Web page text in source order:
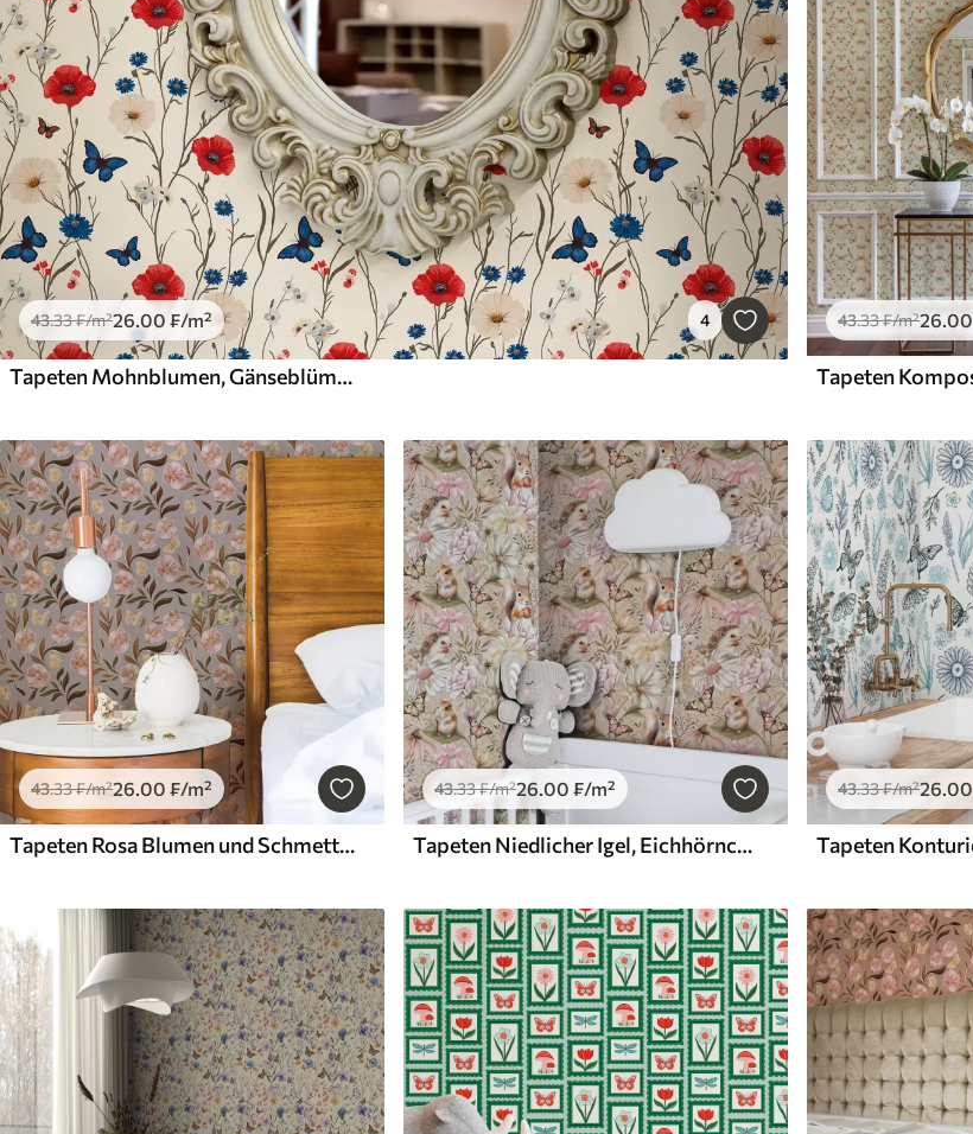
43.33₣/m²26.00 ₣/m² 4
Tapeten Mohnblumen, Gänseblümchen und Schmetterlinge auf weißem Hintergrund
43.33₣/m²26.00
43.33₣/m²26.00 ₣/m²
Tapeten Rosa Blumen und Schmetterlinge auf grau-beigem Hintergrund
43.33₣/m²26.00 ₣/m²
Tapeten Niedlicher Igel, Eichhörnchen, Hamster und Schmetterlinge mit Blumen in Pastellfarben
43.33₣/m²26.00